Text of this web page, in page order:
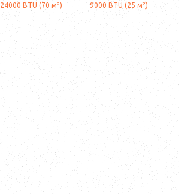
24000 BTU (70 м²) 9000 BTU (25 м²)